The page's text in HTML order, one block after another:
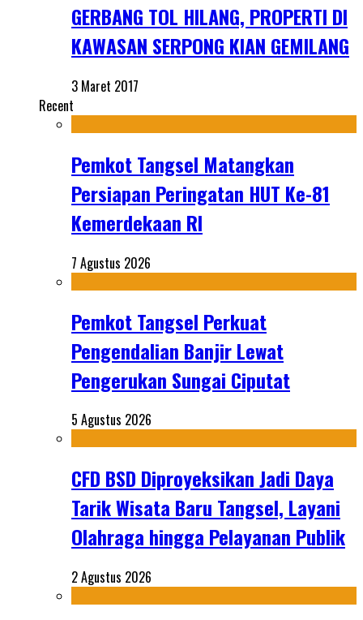
GERBANG TOL HILANG, PROPERTI DI
KAWASAN SERPONG KIAN GEMILANG
3 Maret 2017
Recent
Pemkot Tangsel Matangkan
Persiapan Peringatan HUT Ke-81
Kemerdekaan RI
7 Agustus 2026
Pemkot Tangsel Perkuat
Pengendalian Banjir Lewat
Pengerukan Sungai Ciputat
5 Agustus 2026
CFD BSD Diproyeksikan Jadi Daya
Tarik Wisata Baru Tangsel, Layani
Olahraga hingga Pelayanan Publik
2 Agustus 2026